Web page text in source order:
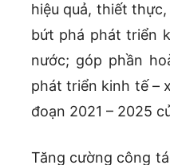
hiệu quả, thiết
bứt phá phát triển
nước; góp phần
phát triển kinh tế –
đoạn 2021 – 2025
Tăng cường công